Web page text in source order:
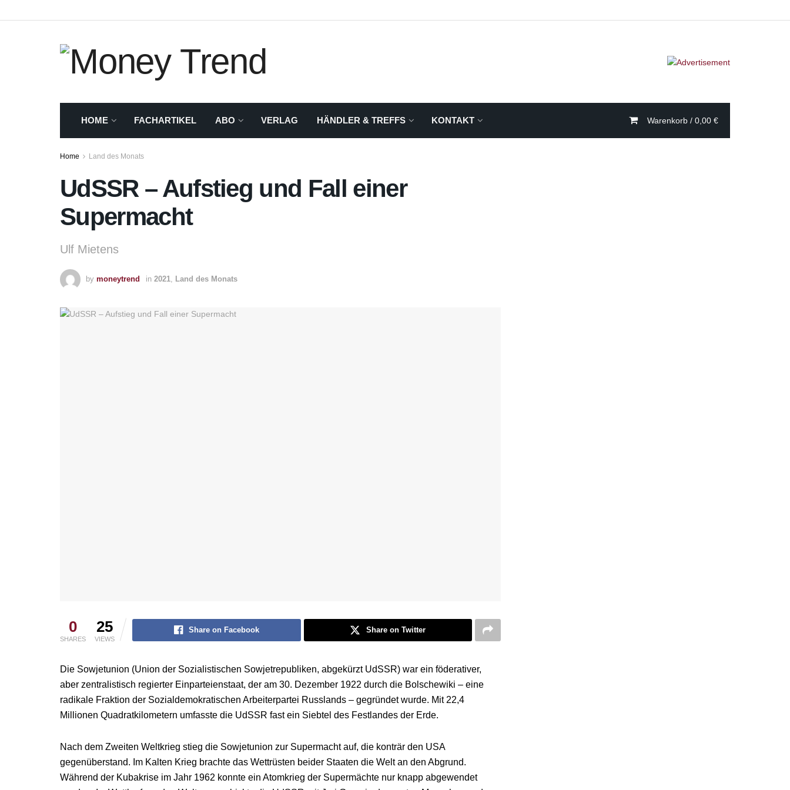
HOME FACHARTIKEL ABO VERLAG HÄNDLER & TREFFS KONTAKT Warenkorb / 0,00 €
Home Land des Monats
UdSSR – Aufstieg und Fall einer
Supermacht
Ulf Mietens
by moneytrend in 2021 Land des Monats
0
SHARES
25
VIEWS
Share on Facebook Share on Twitter
Die Sowjetunion (Union der Sozialistischen Sowjetrepubliken, abgekürzt UdSSR) war ein föderativer,
aber zentralistisch regierter Einparteienstaat, der am 30. Dezember 1922 durch die Bolschewiki – eine
radikale Fraktion der Sozialdemokratischen Arbeiterpartei Russlands – gegründet wurde. Mit 22,4
Millionen Quadratkilometern umfasste die UdSSR fast ein Siebtel des Festlandes der Erde.
Nach dem Zweiten Weltkrieg stieg die Sowjetunion zur Supermacht auf, die konträr den USA
gegenüberstand. Im Kalten Krieg brachte das Wettrüsten beider Staaten die Welt an den Abgrund.
Während der Kubakrise im Jahr 1962 konnte ein Atomkrieg der Supermächte nur knapp abgewendet